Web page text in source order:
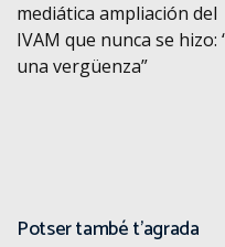
mediática ampliación del
IVAM que nunca se hizo:
una vergüenza”
Potser també t'agrada